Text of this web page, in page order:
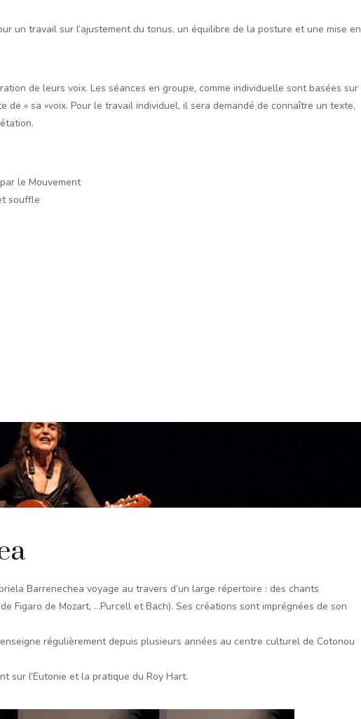
un travail sur l’ajustement du tonus, un équilibre de la posture et une mise en
de leurs voix. Les séances en groupe, comme individuelle sont basées sur
« sa »voix. Pour le travail individuel, il sera demandé de connaître un texte,
le Mouvement
souffle
Barrenechea voyage au travers d’un large répertoire : des chants
Figaro de Mozart, …Purcell et Bach). Ses créations sont imprégnées de son
régulièrement depuis plusieurs années au centre culturel de Cotonou
sur l’Eutonie et la pratique du Roy Hart.